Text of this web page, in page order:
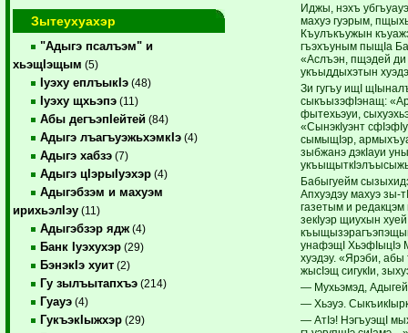
Зытеухуахэр
"Адыгэ псалъэм" и
хьэщIэщым (5)
Iуэху еплъыкIэ (48)
Iуэху щхьэпэ (11)
Абы дегъэпIейтей (84)
Адыгэ лъагъуэжьхэмкIэ (4)
Адыгэ хабзэ (7)
Адыгэ цIэрыIуэхэр (4)
Адыгэбзэм и махуэм
ирихьэлIэу (11)
Адыгэбзэр ядж (4)
Банк Iуэхухэр (29)
БэнэкIэ хуит (2)
Гу зылъытапхъэ (214)
Гуауэ (4)
ГукъэкIыжхэр (29)
Иджы, нэхъ
махуэ гуэрым,
Къулъкъужын
гъэхъуным пыщIа
«Аслъэн, пщэдей ди
укъыддыхэтын
Зи гугъу ищI
сыкъызэфIэнащ: «Ар
фытехьэуи,
«СынэкIуэнт
сымыщIэр,
зыбжанэ дэкIауи
Бабыгуейм
Апхуэдэу махуэ зы-
газетым и
зекIуэр щиухын
унафэщI ХьэфIыцIэ
хуэдэу. «Ярэби,
жысIэщ сигукIи,
— Мухьэмэд,
— Хьэуэ.
— АтIэ! НэгъуэщI